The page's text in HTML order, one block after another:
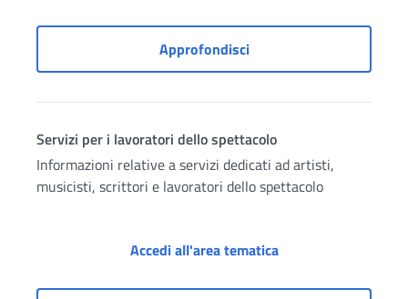
ApprofondisciPortale CAF
Servizi per i lavoratori dello spettacolo
Informazioni relative a servizi dedicati ad artisti,
musicisti, scrittori e lavoratori dello spettacolo
Accedi all'area tematicaServizi per i